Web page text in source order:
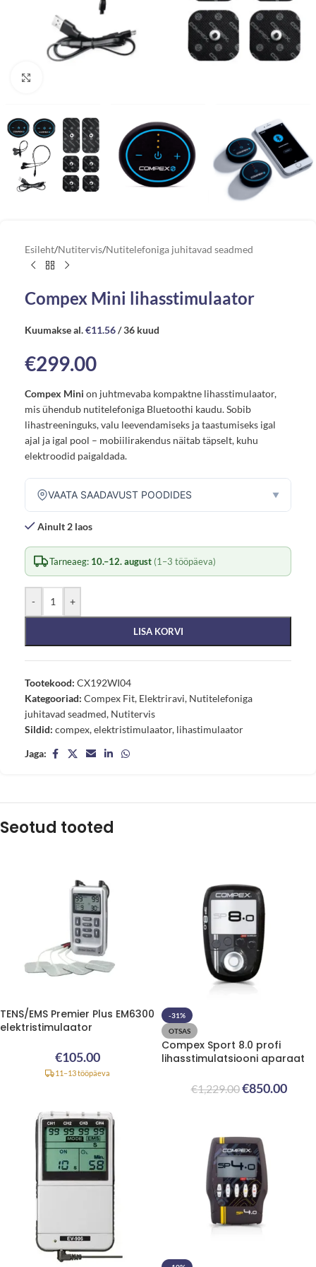
Esileht/Nutitervis/Nutitelefoniga juhitavad seadmed
Compex Mini lihasstimulaator
Kuumakse al.€11.56/ 36 kuud
€299.00
Compex Mini on juhtmevaba kompaktne lihasstimulaator,
mis ühendub nutitelefoniga Bluetoothi kaudu. Sobib
lihastreeninguks, valu leevendamiseks ja taastumiseks igal
ajal ja igal pool – mobiilirakendus näitab täpselt, kuhu
elektroodid paigaldada.
VAATA SAADAVUST POODIDES ▼
Ainult 2 laos
Tarneaeg: 10.–12. august (1–3 tööpäeva)
- +
LISA KORVI
Tootekood: CX192WI04
Kategooriad: Compex Fit, Elektriravi, Nutitelefoniga
juhitavad seadmed, Nutitervis
Sildid: compex,elektristimulaator, lihastimulaator
Jaga:
Seotud tooted
TENS/EMS Premier Plus EM6300
elektristimulaator
€105.00
11–13 tööpäeva
-31%
OTSAS
Compex Sport 8.0 profi
lihasstimulatsiooni aparaat
€1,229.00€850.00